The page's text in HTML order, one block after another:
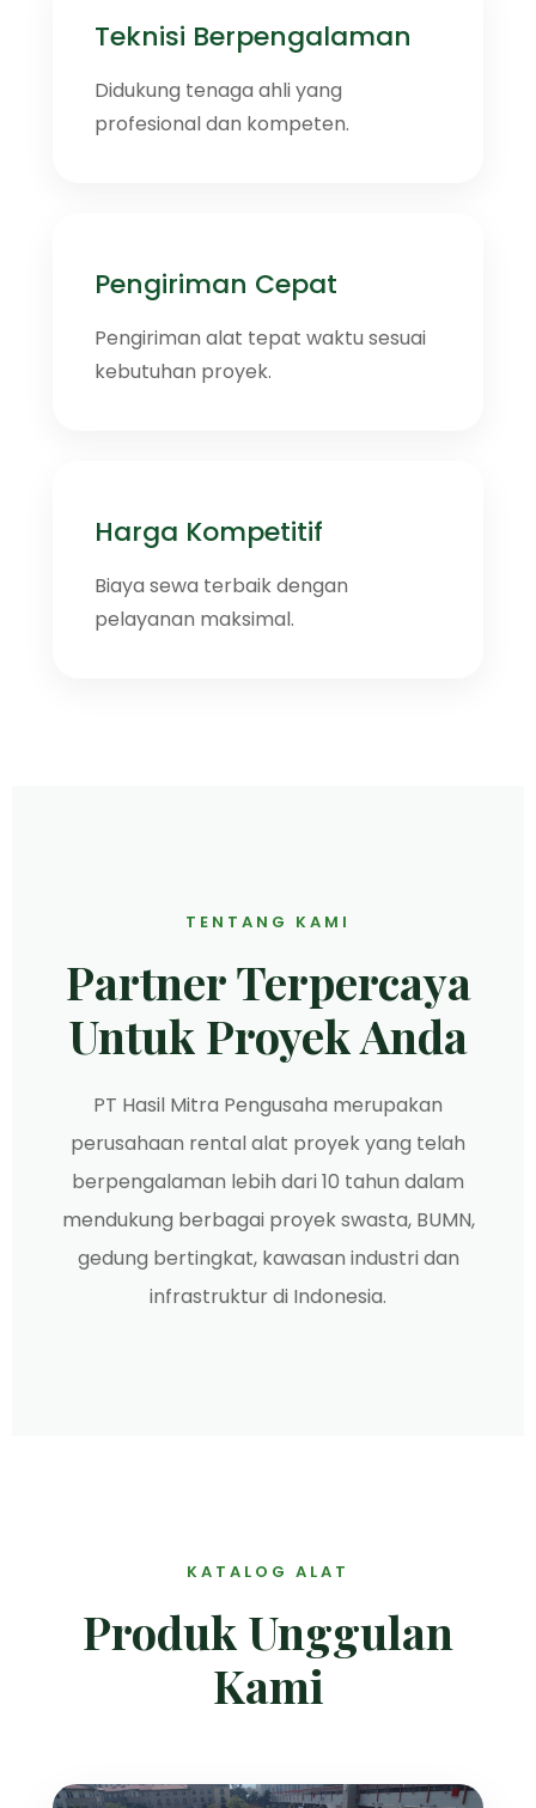
Teknisi Berpengalaman
Didukung tenaga ahli yang
profesional dan kompeten.
Pengiriman Cepat
Pengiriman alat tepat waktu sesuai
kebutuhan proyek.
Harga Kompetitif
Biaya sewa terbaik dengan
pelayanan maksimal.
TENTANG KAMI
Partner Terpercaya
Untuk Proyek Anda
PT Hasil Mitra Pengusaha merupakan
perusahaan rental alat proyek yang telah
berpengalaman lebih dari 10 tahun dalam
mendukung berbagai proyek swasta, BUMN,
gedung bertingkat, kawasan industri dan
infrastruktur di Indonesia.
KATALOG ALAT
Produk Unggulan
Kami